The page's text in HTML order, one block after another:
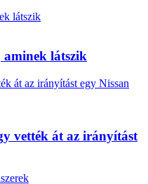
aminek látszik
vették át az irányítást